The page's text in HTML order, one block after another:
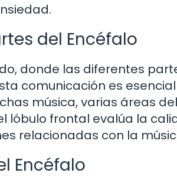
del Encéfalo
donde las diferentes
comunicación es
música, varias áreas
lóbulo frontal evalúa la
relacionadas con la
Encéfalo